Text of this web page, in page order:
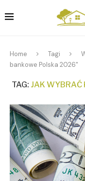
Home Tagi
bankowe Polska 2026"
TAG: JAK WYBRAĆ